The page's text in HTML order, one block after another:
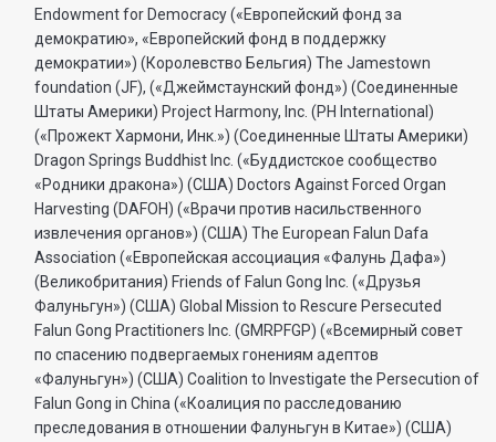
Endowment for Democracy («Европейский фонд за
демократию», «Европейский фонд в поддержку
демократии») (Королевство Бельгия) The Jamestown
foundation (JF), («Джеймстаунский фонд») (Соединенные
Штаты Америки) Project Harmony, Inc. (PH International)
(«Прожект Хармони, Инк.») (Соединенные Штаты Америки)
Dragon Springs Buddhist Inc. («Буддистское сообщество
«Родники дракона») (США) Doctors Against Forced Organ
Harvesting (DAFOH) («Врачи против насильственного
извлечения органов») (США) The European Falun Dafa
Association («Европейская ассоциация «Фалунь Дафа»)
(Великобритания) Friends of Falun Gong Inc. («Друзья
Фалуньгун») (США) Global Mission to Rescure Persecuted
Falun Gong Practitioners Inc. (GMRPFGP) («Всемирный совет
по спасению подвергаемых гонениям адептов
«Фалуньгун») (США) Coalition to Investigate the Persecution of
Falun Gong in China («Коалиция по расследованию
преследования в отношении Фалуньгун в Китае») (США)